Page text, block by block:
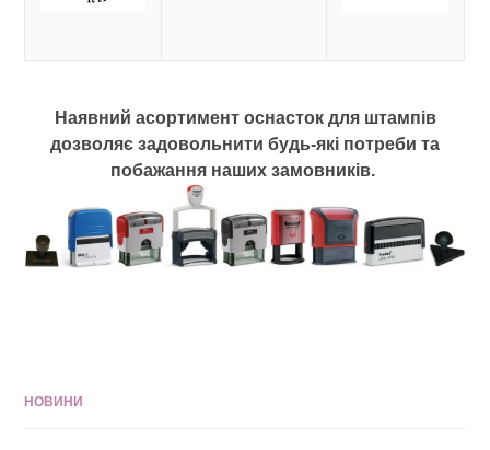
Наявний асортимент оснасток для штампів
дозволяє задовольнити будь-які потреби та
побажання наших замовників.
НОВИНИ